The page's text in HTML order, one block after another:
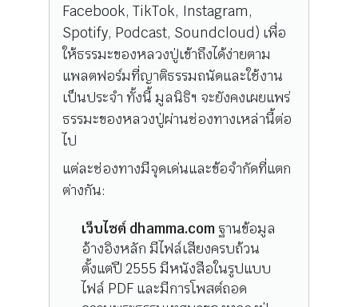
Facebook, TikTok, Instagram,
Spotify, Podcast, Soundcloud) เพื่อ
ให้ธรรมะของหลวงปู่เข้าถึงได้ง่ายตาม
แพลตฟอร์มที่ญาติธรรมถนัดและใช้งาน
เป็นประจำ ทั้งนี้ มูลนิธิฯ จะยังคงเผยแพร่
ธรรมะของหลวงปู่ผ่านช่องทางเหล่านี้ต่อ
ไป
แต่ละช่องทางมีจุดเด่นและข้อจำกัดที่แตก
ต่างกัน:
เว็บไซต์ dhamma.com ฐานข้อมูล
อ้างอิงหลัก มีไฟล์เสียงครบถ้วน
ตั้งแต่ปี 2555 มีหนังสือในรูปแบบ
ไฟล์ PDF และมีการโพสต์ถอด